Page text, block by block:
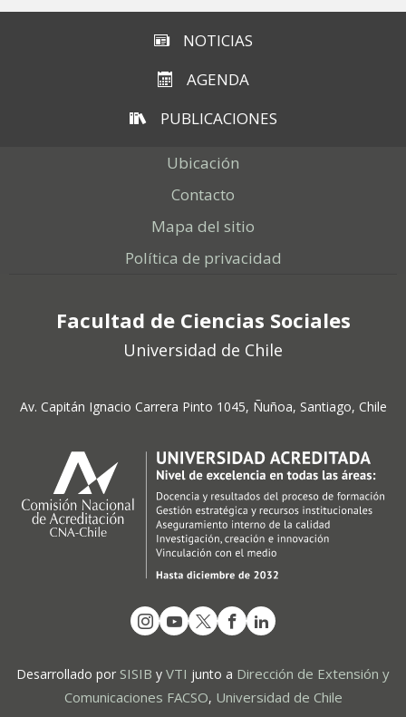
NOTICIAS
AGENDA
PUBLICACIONES
Ubicación
Contacto
Mapa del sitio
Política de privacidad
Facultad de Ciencias Sociales
Universidad de Chile
Av. Capitán Ignacio Carrera Pinto 1045, Ñuñoa, Santiago, Chile
Desarrollado por SISIB y VTI junto a Dirección de Extensión y
Comunicaciones FACSO, Universidad de Chile